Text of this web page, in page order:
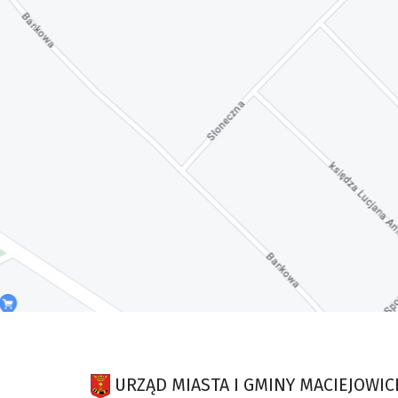
URZĄD MIASTA I GMINY